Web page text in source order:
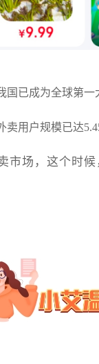
已成为全球第一
用户规模已达
场，这个时